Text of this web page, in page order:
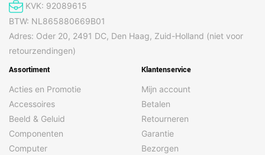
KVK: 92089615
BTW: NL865880669B01
Adres: Oder 20, 2491 DC, Den Haag, Zuid-Holland (niet voor
retourzendingen)
Assortiment
Acties en Promotie
Accessoires
Beeld & Geluid
Componenten
Computer
Klantenservice
Mijn account
Betalen
Retourneren
Garantie
Bezorgen